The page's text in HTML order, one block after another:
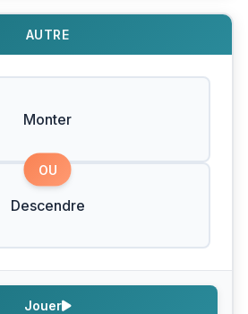
AUTRE
Monter
OU
Descendre
Jouer